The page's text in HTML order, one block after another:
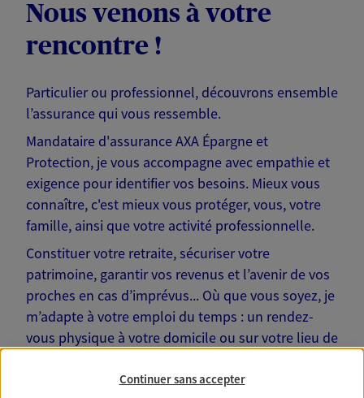
Nous venons à votre
rencontre !
Particulier ou professionnel, découvrons ensemble
l’assurance qui vous ressemble.
Mandataire d'assurance AXA Épargne et
Protection, je vous accompagne avec empathie et
exigence pour identifier vos besoins. Mieux vous
connaître, c'est mieux vous protéger, vous, votre
famille, ainsi que votre activité professionnelle.
Constituer votre retraite, sécuriser votre
patrimoine, garantir vos revenus et l’avenir de vos
proches en cas d’imprévus... Où que vous soyez, je
m’adapte à votre emploi du temps : un rendez-
vous physique à votre domicile ou sur votre lieu de
Continuer sans accepter